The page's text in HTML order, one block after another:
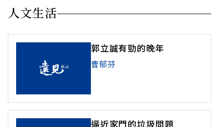
人文生活
郭立誠有勁的晚年
曹郁芬
逼近家門的垃圾問題